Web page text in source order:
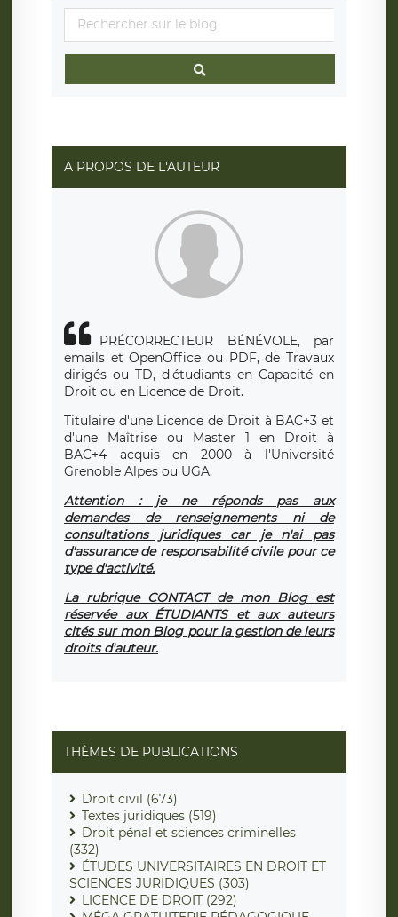
A PROPOS DE L'AUTEUR
PRÉCORRECTEUR BÉNÉVOLE, par
emails et OpenOffice ou PDF, de Travaux
dirigés ou TD, d'étudiants en Capacité en
Droit ou en Licence de Droit.
Titulaire d'une Licence de Droit à BAC+3 et
d'une Maîtrise ou Master 1 en Droit à
BAC+4 acquis en 2000 à l'Université
Grenoble Alpes ou UGA.
Attention : je ne réponds pas aux
demandes de renseignements ni de
consultations juridiques car je n'ai pas
d'assurance de responsabilité civile pour ce
type d'activité.
La rubrique CONTACT de mon Blog est
réservée aux ÉTUDIANTS et aux auteurs
cités sur mon Blog pour la gestion de leurs
droits d'auteur.
THÈMES DE PUBLICATIONS
Droit civil (673)
Textes juridiques (519)
Droit pénal et sciences criminelles
(332)
ÉTUDES UNIVERSITAIRES EN DROIT ET
SCIENCES JURIDIQUES (303)
LICENCE DE DROIT (292)